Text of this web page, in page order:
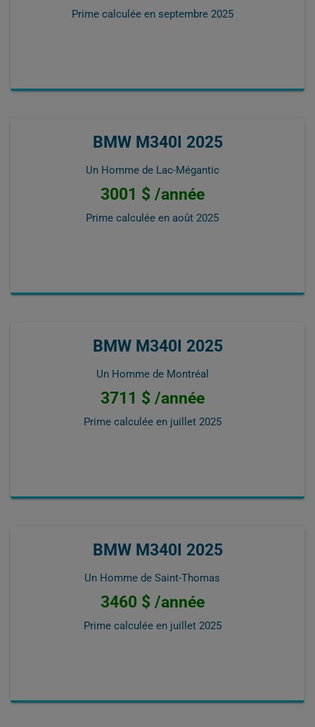
Prime calculée en septembre 2025
BMW M340I 2025
Un Homme de Lac-Mégantic
3001 $ /année
Prime calculée en août 2025
BMW M340I 2025
Un Homme de Montréal
3711 $ /année
Prime calculée en juillet 2025
BMW M340I 2025
Un Homme de Saint-Thomas
3460 $ /année
Prime calculée en juillet 2025